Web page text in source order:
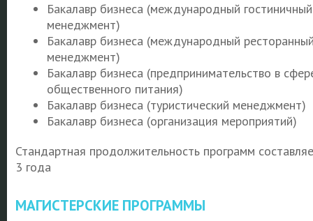
Бакалавр бизнеса (международный гостиничный
менеджмент)
Бакалавр бизнеса (международный
менеджмент)
Бакалавр бизнеса (предпринимательство в
общественного питания)
Бакалавр бизнеса (туристический менеджмент)
Бакалавр бизнеса (организация мероприятий)
Стандартная продолжительность программ
3 года
МАГИСТЕРСКИЕ ПРОГРАММЫ